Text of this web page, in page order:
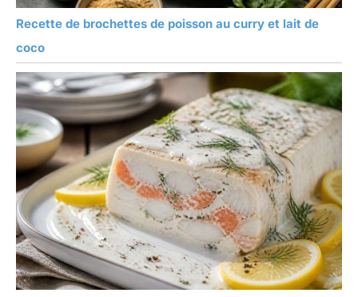
Recette de brochettes de poisson au curry et lait de
coco